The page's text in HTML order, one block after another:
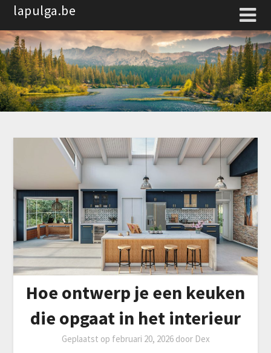
Spring
de
inhoud
lapulga.be
Hoe ontwerp je een keuken
die opgaat in het interieur
Geplaatst op februari 20, 2026door Dex